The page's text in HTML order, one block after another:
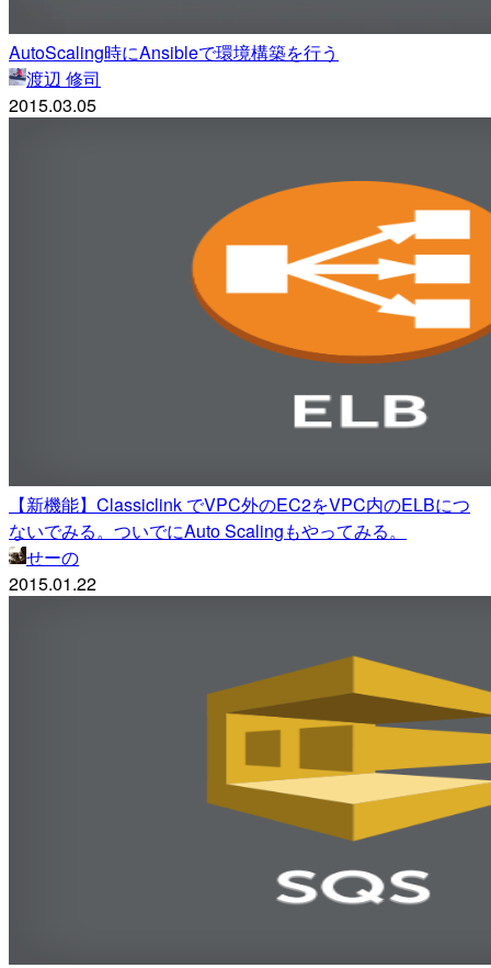
AutoScaling時にAnsibleで環境構築を行う
渡辺 修司
2015.03.05
【新機能】Classiclink でVPC外のEC2をVPC内のELBにつ
ないでみる。ついでにAuto Scalingもやってみる。
せーの
2015.01.22